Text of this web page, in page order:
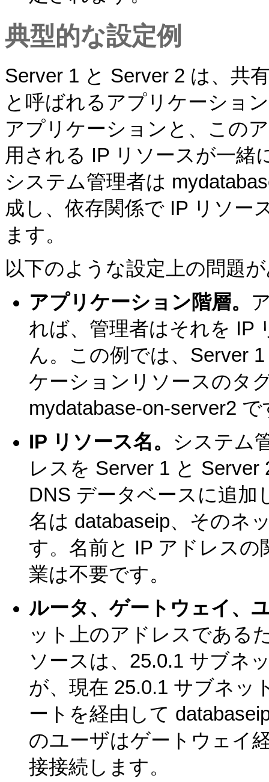
典型的な設定例
Server 1 と Server 2 は、共
と呼ばれるアプリケーショ
アプリケーションと、この
用される IP リソースが一緒
システム管理者は
成し、依存関係で IP リソー
ます。
以下のような設定上の問題
アプリケーション階層。
れば、管理者はそれを IP
ん。この例では、Server
ケーションリソースのタ
mydatabase-on-server2 で
IP リソース名。 システム
レスを Server 1 と
DNS データベースに追加
名は databaseip、そのネ
す。名前と IP アドレス
業は不要です。
ルータ、ゲートウェイ、
ット上のアドレスである
ソースは、25.0.1 サブネ
が、現在 25.0.1 サブネッ
ートを経由して
のユーザはゲートウェイ
接接続します。